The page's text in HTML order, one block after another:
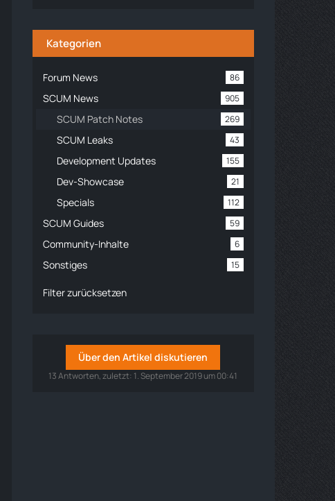
Kategorien
Forum News 86
SCUM News 905
SCUM Patch Notes 269
SCUM Leaks 43
Development Updates 155
Dev-Showcase 21
Specials 112
SCUM Guides 59
Community-Inhalte 6
Sonstiges 15
Filter zurücksetzen
Über den Artikel diskutieren
13 Antworten, zuletzt: 1. September 2019 um 00:41